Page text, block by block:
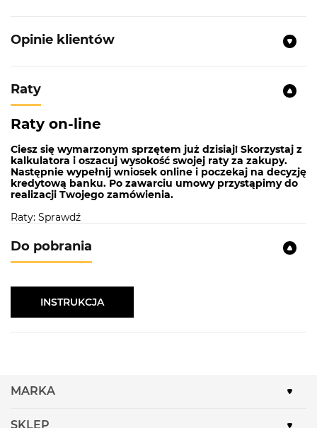
NAJWAŻNIEJSZE PARAMETRY:
Filtr:
Kolor: Inox + czarne szkło
Liczba stopni regulacji:3
Oświetlenie:LED
Rodzaj okapu: Przyścienny
Szerokość:
Inaczej nazywany okapem kominowym.
Opinie klientów
Raty
Raty on-line
Ciesz się wymarzonym sprzętem już dzisiaj! Skorzystaj z
kalkulatora i oszacuj wysokość swojej raty za zakupy.
Następnie wypełnij wniosek online i poczekaj na decyzję
kredytową banku. Po zawarciu umowy przystąpimy do
realizacji Twojego zamówienia.
Raty: Sprawdź
Do pobrania
INSTRUKCJA
MARKA
SKLEP